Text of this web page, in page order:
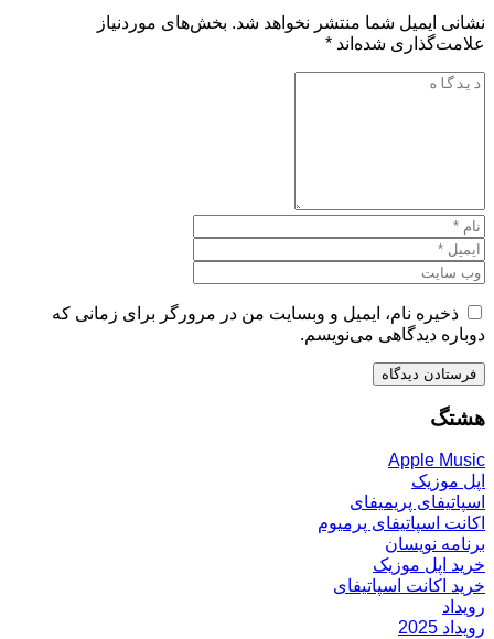
نشانی ایمیل شما منتشر نخواهد شد. بخش‌های موردنیاز
علامت‌گذاری شده‌اند *
ذخیره نام، ایمیل و وبسایت من در مرورگر برای زمانی که
دوباره دیدگاهی می‌نویسم.
هشتگ
Apple Music
اپل موزیک
اسپاتیفای پریمیفای
اکانت اسپاتیفای پرمیوم
برنامه نویسان
خرید اپل موزیک
خرید اکانت اسپاتیفای
رویداد
رویداد 2025